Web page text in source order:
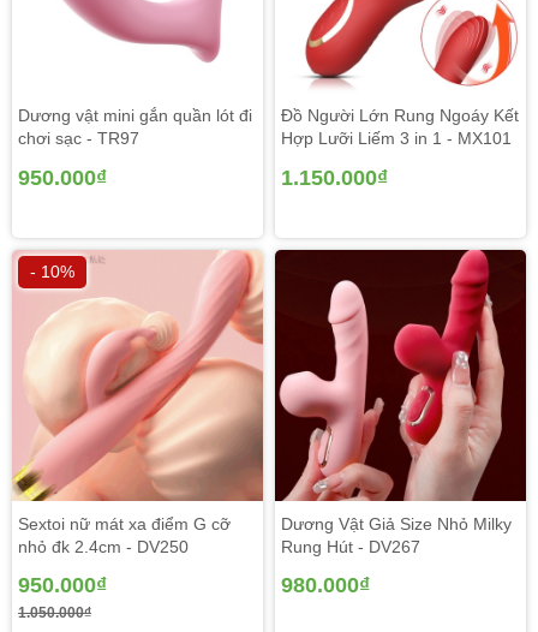
Tính năng ấm nóng lên tới 42 độ C giúp phụ nữ có cảm
giác như quan hệ với một người đàn ông thật sự chứ
không phải là hàng giả. Đặc biệt với mùa lạnh thì tính
năng này làm sản phẩm hấp dẫn hơn và tạo cảm xúc tốt
Dương vật mini gắn quần lót đi
chơi sạc - TR97
950.000₫
Đồ Người Lớn Rung Ngoáy Kết
Hợp Lưỡi Liếm 3 in 1 - MX101
1.150.000₫
- 10%
Sextoi nữ mát xa điểm G cỡ
nhỏ đk 2.4cm - DV250
950.000₫
1.050.000₫
Dương Vật Giả Size Nhỏ Milky
Rung Hút - DV267
980.000₫